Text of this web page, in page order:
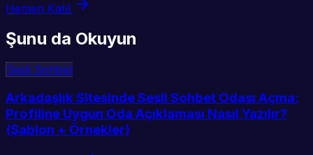
Hemen Katıl
Şunu da Okuyun
Sesli Sohbet
Arkadaşlık Sitesinde Sesli Sohbet Odası Açma:
Profiline Uygun Oda Açıklaması Nasıl Yazılır?
(Şablon + Örnekler)